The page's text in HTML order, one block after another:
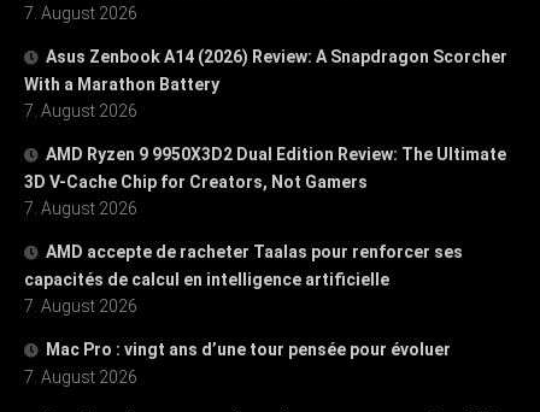
7. August 2026
Asus Zenbook A14 (2026) Review: A Snapdragon Scorcher
With a Marathon Battery
7. August 2026
AMD Ryzen 9 9950X3D2 Dual Edition Review: The Ultimate
3D V-Cache Chip for Creators, Not Gamers
7. August 2026
AMD accepte de racheter Taalas pour renforcer ses
capacités de calcul en intelligence artificielle
7. August 2026
Mac Pro : vingt ans d’une tour pensée pour évoluer
7. August 2026